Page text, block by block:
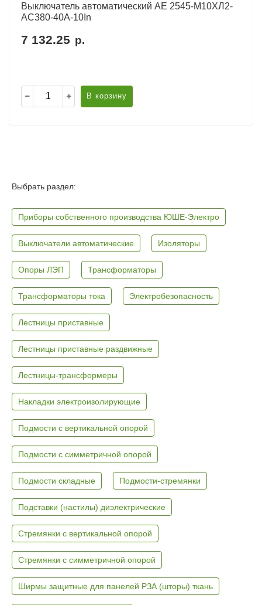
Выключатель автоматический АЕ 2545-М10ХЛ2-
AC380-40А-10In
7 132.25 р.
В корзину
Выбрать раздел:
Приборы собственного производства ЮШЕ-Электро
Выключатели автоматические Изоляторы
Опоры ЛЭП Трансформаторы
Трансформаторы тока Электробезопасность
Лестницы приставные
Лестницы приставные раздвижные
Лестницы-трансформеры
Накладки электроизолирующие
Подмости с вертикальной опорой
Подмости с симметричной опорой
Подмости складные Подмости-стремянки
Подставки (настилы) диэлектрические
Стремянки с вертикальной опорой
Стремянки с симметричной опорой
Ширмы защитные для панелей РЗА (шторы) ткань